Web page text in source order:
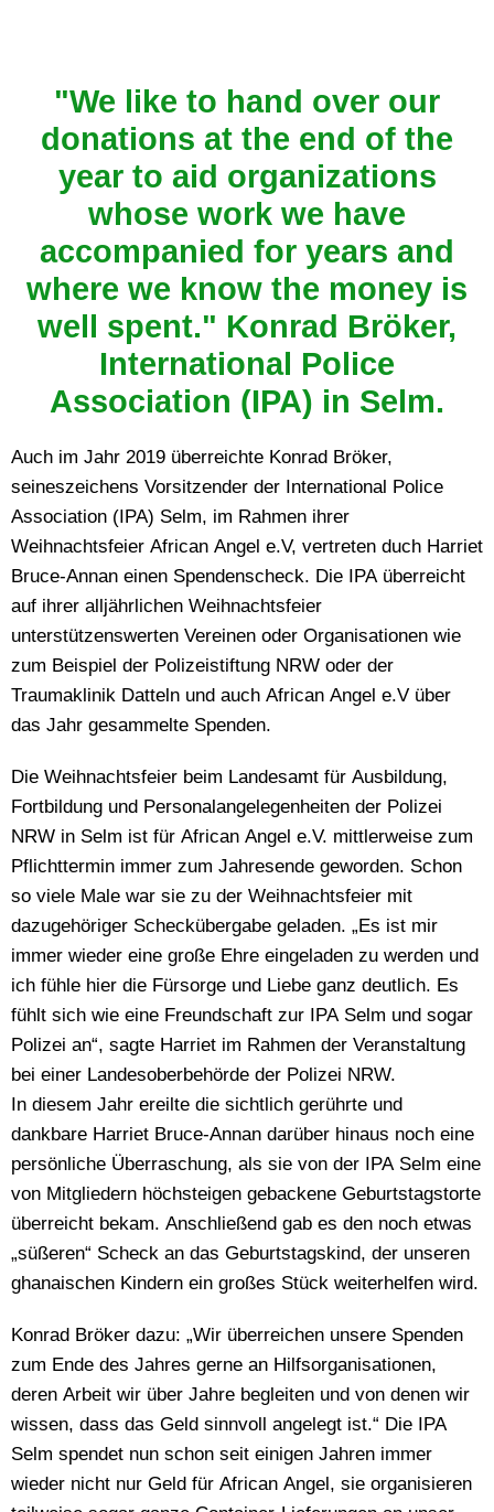
"We like to hand over our
donations at the end of the
year to aid organizations
whose work we have
accompanied for years and
where we know the money is
well spent." Konrad Bröker,
International Police
Association (IPA) in Selm.
Auch im Jahr 2019 überreichte Konrad Bröker,
seineszeichens Vorsitzender der International Police
Association (IPA) Selm, im Rahmen ihrer
Weihnachtsfeier African Angel e.V, vertreten duch Harriet
Bruce-Annan einen Spendenscheck. Die IPA überreicht
auf ihrer alljährlichen Weihnachtsfeier
unterstützenswerten Vereinen oder Organisationen wie
zum Beispiel der Polizeistiftung NRW oder der
Traumaklinik Datteln und auch African Angel e.V über
das Jahr gesammelte Spenden.
Die Weihnachtsfeier beim Landesamt für Ausbildung,
Fortbildung und Personalangelegenheiten der Polizei
NRW in Selm ist für African Angel e.V. mittlerweise zum
Pflichttermin immer zum Jahresende geworden. Schon
so viele Male war sie zu der Weihnachtsfeier mit
dazugehöriger Scheckübergabe geladen. „Es ist mir
immer wieder eine große Ehre eingeladen zu werden und
ich fühle hier die Fürsorge und Liebe ganz deutlich. Es
fühlt sich wie eine Freundschaft zur IPA Selm und sogar
Polizei an“, sagte Harriet im Rahmen der Veranstaltung
bei einer Landesoberbehörde der Polizei NRW.
In diesem Jahr ereilte die sichtlich gerührte und
dankbare Harriet Bruce-Annan darüber hinaus noch eine
persönliche Überraschung, als sie von der IPA Selm eine
von Mitgliedern höchsteigen gebackene Geburtstagstorte
überreicht bekam. Anschließend gab es den noch etwas
„süßeren“ Scheck an das Geburtstagskind, der unseren
ghanaischen Kindern ein großes Stück weiterhelfen wird.
Konrad Bröker dazu: „Wir überreichen unsere Spenden
zum Ende des Jahres gerne an Hilfsorganisationen,
deren Arbeit wir über Jahre begleiten und von denen wir
wissen, dass das Geld sinnvoll angelegt ist.“ Die IPA
Selm spendet nun schon seit einigen Jahren immer
wieder nicht nur Geld für African Angel, sie organisieren